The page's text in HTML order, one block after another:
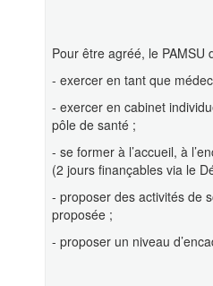
Pour être agréé, le PAMSU
- exercer en tant que
- exercer en cabinet
pôle de santé ;
- se former à l’accueil, à
(2 jours finançables via le
- proposer des activités de
proposée ;
- proposer un niveau